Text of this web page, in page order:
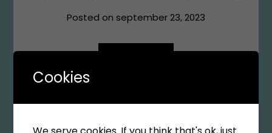
Posted on september 23, 2023
Cookies